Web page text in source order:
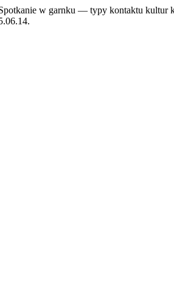
w garnku — typy kontaktu kultur